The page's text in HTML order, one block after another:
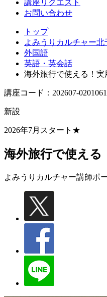
講座リクエスト
お問い合わせ
トップ
よみうりカルチャー北
外国語
英語・英会話
海外旅行で使える！実
講座コード：202607-
新設
2026年7月スタート★
海外旅行で使える
よみうりカルチャー講師ポ